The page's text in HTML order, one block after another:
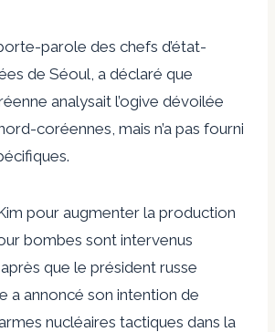
parole des chefs d’état-
de Séoul, a déclaré que
analysait l’ogive dévoilée
coréennes, mais n’a pas fourni
pour augmenter la production
bombes sont intervenus
que le président russe
a annoncé son intention de
nucléaires tactiques dans la